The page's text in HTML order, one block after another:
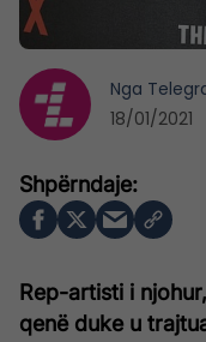
Rep-artisti i
qenë duke u
Nga
18/01/2021